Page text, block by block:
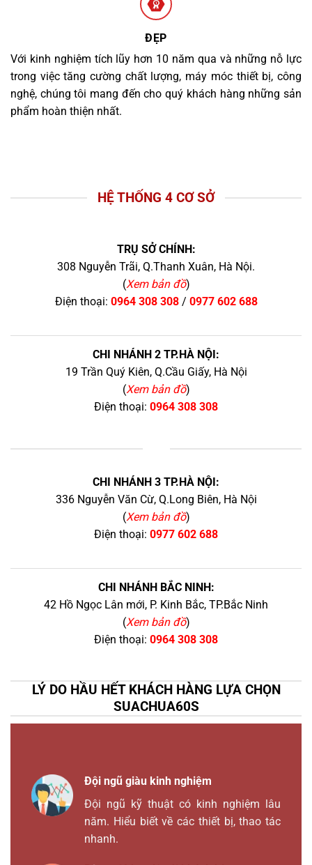
ĐẸP
Với kinh nghiệm tích lũy hơn 10 năm qua và những nỗ lực
trong việc tăng cường chất lượng, máy móc thiết bị, công
nghệ, chúng tôi mang đến cho quý khách hàng những sản
phẩm hoàn thiện nhất.
HỆ THỐNG 4 CƠ SỞ
TRỤ SỞ CHÍNH:
308 Nguyễn Trãi, Q.Thanh Xuân, Hà Nội.
(Xem bản đồ)
Điện thoại: 0964 308 308/ 0977 602 688
CHI NHÁNH 2 TP.HÀ NỘI:
19 Trần Quý Kiên, Q.Cầu Giấy, Hà Nội
(Xem bản đồ)
Điện thoại: 0964 308 308
CHI NHÁNH 3 TP.HÀ NỘI:
336 Nguyễn Văn Cừ, Q.Long Biên, Hà Nội
(Xem bản đồ)
Điện thoại: 0977 602 688
CHI NHÁNH BẮC NINH:
42 Hồ Ngọc Lân mới, P. Kinh Bắc, TP.Bắc Ninh
(Xem bản đồ)
Điện thoại: 0964 308 308
LÝ DO HẦU HẾT KHÁCH HÀNG LỰA CHỌN
SUACHUA60S
Đội ngũ giàu kinh nghiệm
Đội ngũ kỹ thuật có kinh nghiệm lâu
năm. Hiểu biết về các thiết bị, thao tác
nhanh.